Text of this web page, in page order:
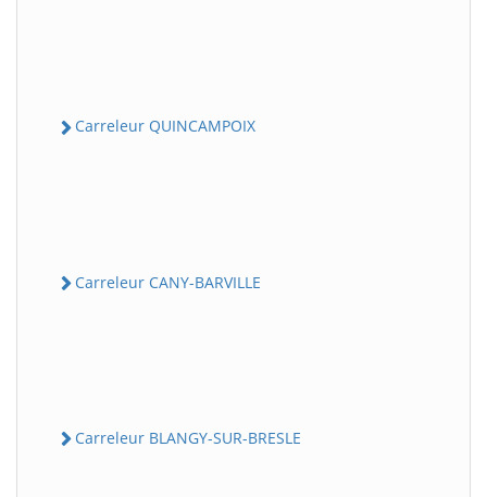
Carreleur QUINCAMPOIX
Carreleur CANY-BARVILLE
Carreleur BLANGY-SUR-BRESLE